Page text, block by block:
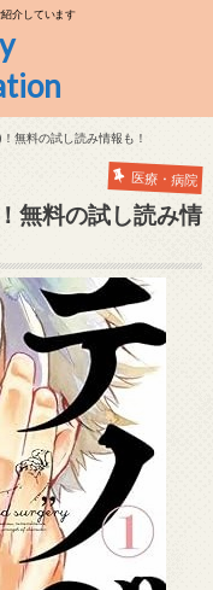
介しています
無料の試し読み情報も！
医療・病院
無料の試し読み情